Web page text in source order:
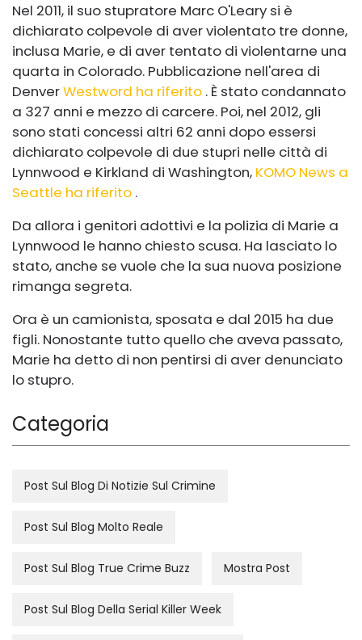
Nel 2011, il suo stupratore Marc O'Leary si è
dichiarato colpevole di aver violentato tre donne,
inclusa Marie, e di aver tentato di violentarne una
quarta in Colorado. Pubblicazione nell'area di
DenverWestword ha riferito . È stato condannato
a 327 anni e mezzo di carcere. Poi, nel 2012, gli
sono stati concessi altri 62 anni dopo essersi
dichiarato colpevole di due stupri nelle città di
Lynnwood e Kirkland di Washington, KOMO News a
Seattle ha riferito .
Da allora i genitori adottivi e la polizia di Marie a
Lynnwood le hanno chiesto scusa. Ha lasciato lo
stato, anche se vuole che la sua nuova posizione
rimanga segreta.
Ora è un camionista, sposata e dal 2015 ha due
figli. Nonostante tutto quello che aveva passato,
Marie ha detto di non pentirsi di aver denunciato
lo stupro.
Categoria
Post Sul Blog Di Notizie Sul Crimine
Post Sul Blog Molto Reale
Post Sul Blog True Crime Buzz Mostra Post
Post Sul Blog Della Serial Killer Week